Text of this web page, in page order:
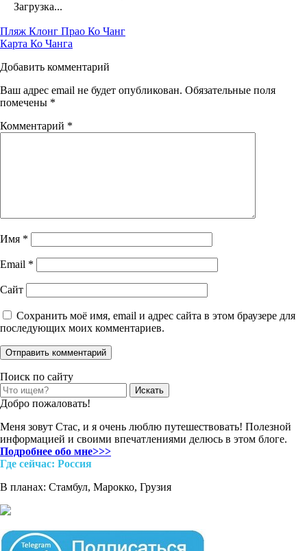
Загрузка...
Post
navigation
Пляж Клонг Прао Ко Чанг
Карта Ко Чанга
Добавить комментарий
Ваш адрес email не будет опубликован. Обязательные поля
помечены *
Комментарий *
Имя *
Email *
Сайт
Сохранить моё имя, email и адрес сайта в этом браузере для
последующих моих комментариев.
Поиск по сайту
Search
for:
Добро пожаловать!
Меня зовут Стас, и я очень люблю путешествовать! Полезной
информацией и своими впечатлениями делюсь в этом блоге.
Подробнее обо мне>>>
Где cейчас: Россия
В планах: Стамбул, Марокко, Грузия